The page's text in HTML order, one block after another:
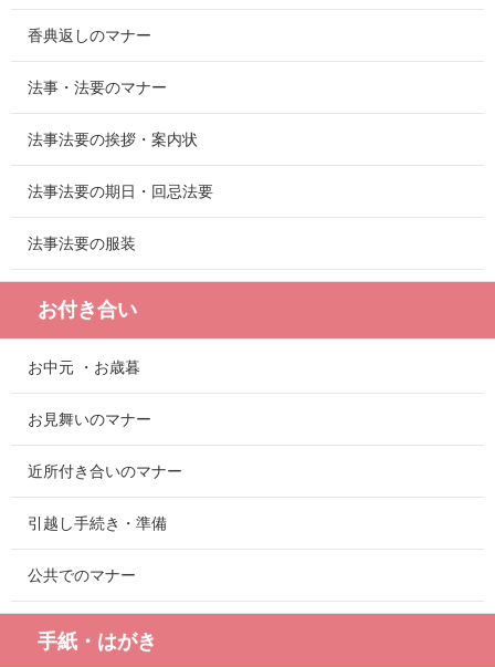
香典返しのマナー
法事・法要のマナー
法事法要の挨拶・案内状
法事法要の期日・回忌法要
法事法要の服装
お付き合い
お中元 ・お歳暮
お見舞いのマナー
近所付き合いのマナー
引越し手続き・準備
公共でのマナー
手紙・はがき